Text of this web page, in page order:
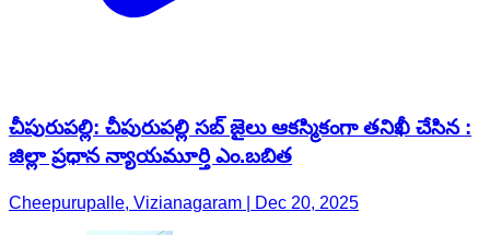
చీపురుపల్లి: చీపురుపల్లి సబ్ జైలు ఆకస్మికంగా తనిఖీ చేసిన :
జిల్లా ప్రధాన న్యాయమూర్తి ఎం.బబిత
Cheepurupalle, Vizianagaram | Dec 20, 2025